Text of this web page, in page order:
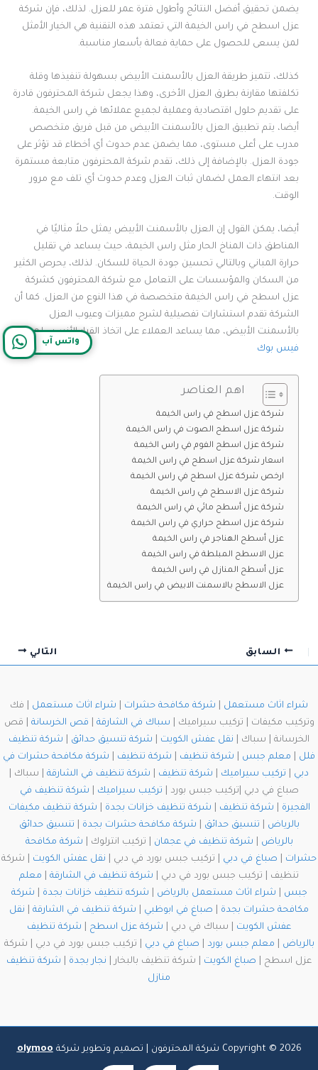
يضمن تحقيق أفضل النتائج وأطول فترة عمر للعزل. لذلك، فإن شركة
عزل اسطح في راس الخيمة التي تعتمد هذه التقنية هي الخيار الأمثل
لمن يسعى للحصول على حماية فعالة بأسعار مناسبة.
كذلك، تتميز طريقة العزل بالأسمنت الأبيض بسهولة تنفيذها وقلة
تكلفتها مقارنة بطرق العزل الأخرى، وهذا يجعل شركة المحترفون قادرة
على تقديم حلول اقتصادية وعملية لجميع عملائها في راس الخيمة.
أيضا، يتم تطبيق العزل بالأسمنت الأبيض من قبل فريق متخصص
مدرب على أعلى مستوى، مما يضمن عدم حدوث أي أخطاء قد تؤثر على
جودة العزل. بالإضافة إلى ذلك، تقدم شركة المحترفون متابعة مستمرة
بعد انتهاء العمل لضمان ثبات العزل وعدم حدوث أي تلف مع مرور
الوقت.
أيضا، يمكن القول إن العزل بالأسمنت الأبيض يمثل حلاً مثاليًا في
المناطق ذات المناخ الحار مثل راس الخيمة، حيث يساعد في تقليل
حرارة المباني وبالتالي تحسين جودة الحياة للسكان. لذلك، يحرص الكثير
من السكان والمؤسسات على التعامل مع شركة المحترفون كشركة
عزل اسطح في راس الخيمة متخصصة في هذا النوع من العزل. كما أن
الشركة تقدم استشارات تفصيلية لشرح مميزات وعيوب العزل
بالأسمنت الأبيض، مما يساعد العملاء على اتخاذ القرار الأنسب لهم.
فيس بوك
اهم العناصر
شركة عزل اسطح في راس الخيمة
شركة عزل اسطح الصوت في راس الخيمة
شركة عزل اسطح الفوم في راس الخيمة
اسعار شركة عزل اسطح في راس الخيمة
ارخص شركة عزل اسطح في راس الخيمة
شركة عزل الاسطح في راس الخيمة
شركة عزل أسطح مائي في راس الخيمة
شركة عزل اسطح حراري في راس الخيمة
عزل أسطح الهناجر في راس الخيمة
عزل الاسطح المبلطة في راس الخيمة
عزل أسطح المنازل في راس الخيمة
عزل الاسطح بالاسمنت الابيض في راس الخيمة
السابق التالي
شراء اثاث مستعمل شركة مكافحة حشرات شراء اثاث مستعمل | فك
وتركيب مكيفات | تركيب سيراميك | سباك في الشارقة قص الخرسانة | قص
الخرسانة | سباك | نقل عفش الكويت شركة تنسيق حدائق
شركة تنظيف
فلل
معلم جبس شركة تنظيف شركة تنظيف
شركة مكافحة حشرات في
دبي
تركيب سيراميك شركة تنظيف شركة تنظيف في الشارقة | سباك |
صباغ في دبي |تركيب جبس بورد | تركيب سيراميك
شركة تنظيف في
الفجيرة
شركة تنظيف شركة تنظيف خزانات بجدة
شركة تنظيف مكيفات
بالرياض
تنسيق حدائق شركة مكافحة حشرات بجدة
تنسيق حدائق
بالرياض
شركة تنظيف في عجمان | تركيب انترلوك | شركة مكافحة
حشرات
صباغ في دبي | تركيب جبس بورد في دبي | نقل عفش الكويت | شركة
تنظيف | تركيب جبس بورد في دبي | شركة تنظيف في الشارقة
معلم
جبس
شراء اثاث مستعمل بالرياض شركه تنظيف خزانات بجدة
شركة
مكافحة حشرات بجدة
صباغ في ابوظبي شركة تنظيف في الشارقة
نقل
عفش الكويت | سباك في دبي | شركة عزل اسطح
شركة تنظيف
بالرياض
معلم جبس بورد صباغ في دبي
| تركيب جبس بورد في دبي | شركة
عزل اسطح | صباغ الكويت | شركة تنظيف بالبخار | نجار بجدة
شركة تنظيف
منازل
Copyright © 2026 شركة المحترفون | تصميم وتطوير شركة olymoo
واتس آب